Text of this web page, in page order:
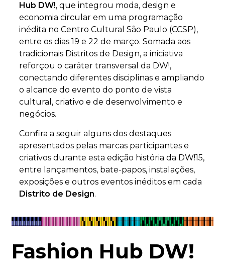
Hub DW!, que integrou moda, design e
economia circular em uma programação
inédita no Centro Cultural São Paulo (CCSP),
entre os dias 19 e 22 de março. Somada aos
tradicionais Distritos de Design, a iniciativa
reforçou o caráter transversal da DW!,
conectando diferentes disciplinas e ampliando
o alcance do evento do ponto de vista
cultural, criativo e de desenvolvimento e
negócios.
Confira a seguir alguns dos destaques
apresentados pelas marcas participantes e
criativos durante esta edição história da DW!15,
entre lançamentos, bate-papos, instalações,
exposições e outros eventos inéditos em cada
Distrito de Design.
Fashion Hub DW!